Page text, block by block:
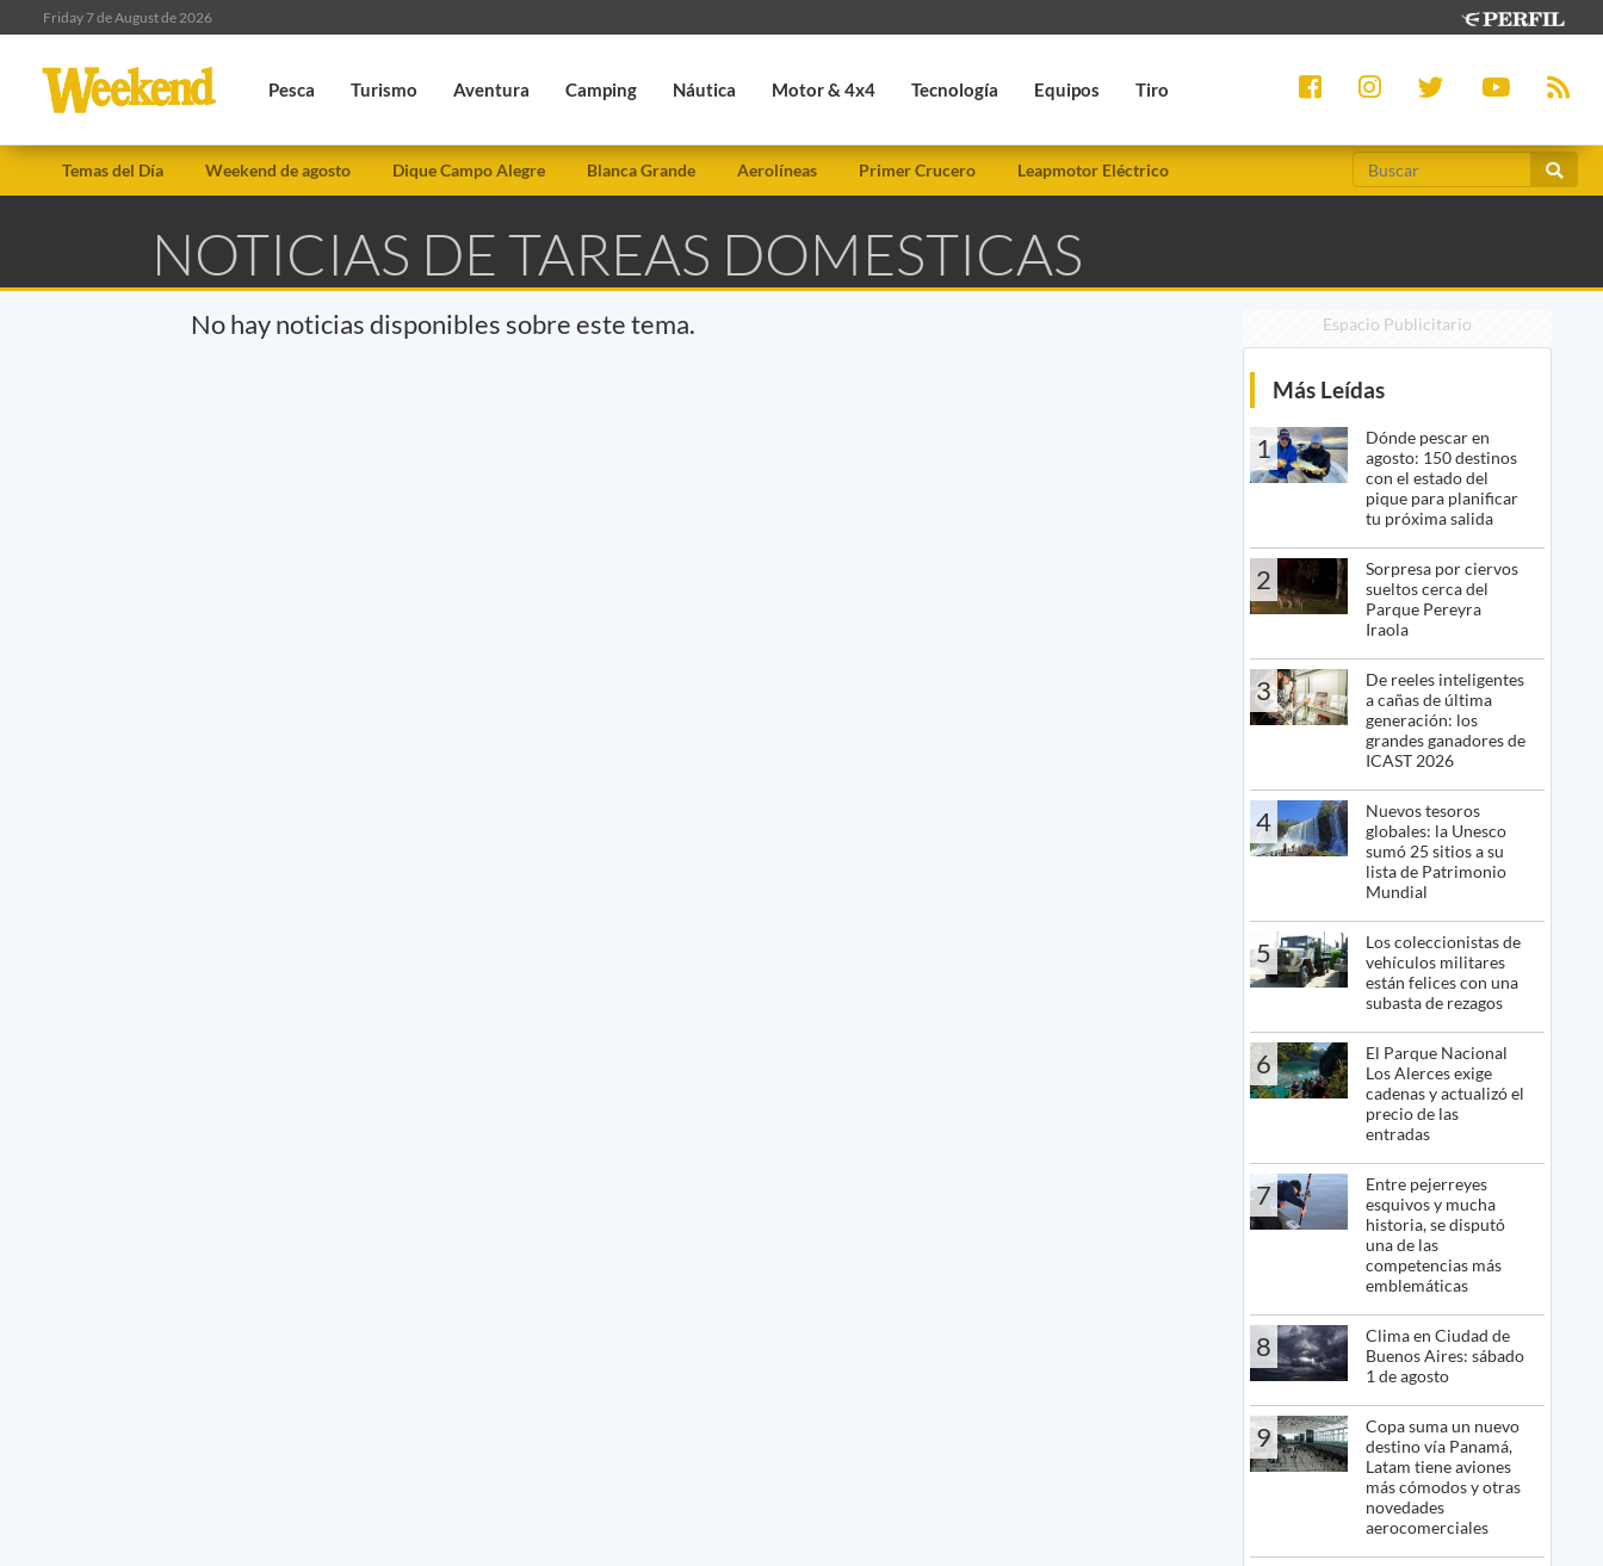
Friday 7 de August de 2026
Pesca Turismo Aventura Camping Náutica Motor & 4x4 Tecnología Equipos Tiro
Temas del Día Weekend de agosto Dique Campo Alegre Blanca Grande Aerolíneas Primer Crucero Leapmotor Eléctrico
NOTICIAS DE TAREAS DOMESTICAS
No hay noticias disponibles sobre este tema. Espacio Publicitario
Más Leídas
1
Dónde pescar en
agosto: 150 destinos
con el estado del
pique para planificar
tu próxima salida
2
Sorpresa por ciervos
sueltos cerca del
Parque Pereyra
Iraola
3
De reeles inteligentes
a cañas de última
generación: los
grandes ganadores de
ICAST 2026
4
Nuevos tesoros
globales: la Unesco
sumó 25 sitios a su
lista de Patrimonio
Mundial
5
Los coleccionistas de
vehículos militares
están felices con una
subasta de rezagos
6
El Parque Nacional
Los Alerces exige
cadenas y actualizó el
precio de las
entradas
7
Entre pejerreyes
esquivos y mucha
historia, se disputó
una de las
competencias más
emblemáticas
8
Clima en Ciudad de
Buenos Aires: sábado
1 de agosto
9
Copa suma un nuevo
destino vía Panamá,
Latam tiene aviones
más cómodos y otras
novedades
aerocomerciales